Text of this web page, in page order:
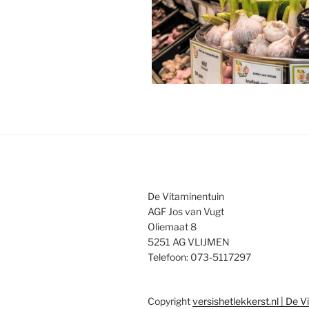
De Vitaminentuin
AGF Jos van Vugt
Oliemaat 8
5251 AG VLIJMEN
Telefoon: 073-5117297
Copyrightversishetlekkerst.nl | De